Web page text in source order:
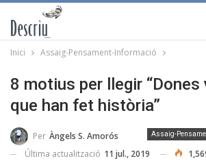
Inici Assaig-Pensament-Informació
8 motius per llegir “Dones
que han fet història”
Assaig-
Per Àngels S. Amorós
Última actualització 11 jul., 2019